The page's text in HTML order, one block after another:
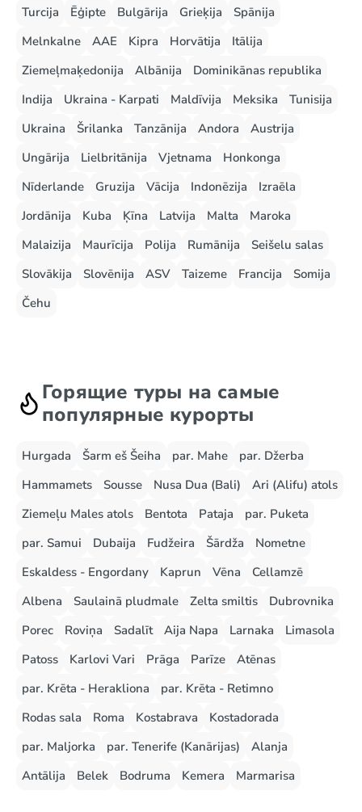
Turcija Ēģipte Bulgārija Grieķija
Spānija
Melnkalne
AAE Kipra Horvātija
Itālija
Ziemeļmaķedonija
Albānija
Dominikānas republika
Indija
Ukraina - Karpati Maldīvija Meksika
Tunisija
Ukraina
Šrilanka Tanzānija Andora
Austrija
Ungārija
Lielbritānija Vjetnama
Honkonga
Nīderlande
Gruzija Vācija Indonēzija
Izraēla
Jordānija
Kuba Ķīna Latvija Malta
Maroka
Malaizija
Maurīcija Polija Rumānija
Seišelu salas
Slovākija
Slovēnija ASV Taizeme Francija
Somija
Čehu
Горящие туры на самые
популярные курорты
Hurgada Šarm eš Šeiha par. Mahe
par. Džerba
Hammamets
Sousse Nusa Dua (Bali)
Ari (Alifu) atols
Ziemeļu Males atols
Bentota Pataja
par. Puketa
par. Samui
Dubaija Fudžeira Šārdža
Nometne
Eskaldess - Engordany
Kaprun Vēna
Cellamzē
Albena
Saulainā pludmale Zelta smiltis
Dubrovnika
Porec
Roviņa Sadalīt Aija Napa Larnaka
Limasola
Patoss
Karlovi Vari Prāga Parīze
Atēnas
par. Krēta - Herakliona
par. Krēta - Retimno
Rodas sala
Roma Kostabrava
Kostadorada
par. Maljorka
par. Tenerife (Kanārijas)
Alanja
Antālija
Belek Bodruma Kemera Marmarisa